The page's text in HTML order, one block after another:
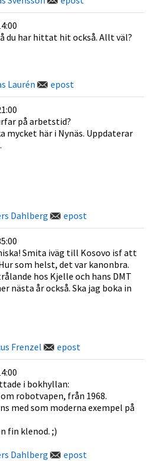
du har hittat hit också. Allt väl?
Laurén epost
på arbetstid?
mycket här i Nynäs. Uppdaterar
Dahlberg epost
Smita iväg till Kosovo isf att
som helst, det var kanonbra.
hos Kjelle och hans DMT
nästa år också. Ska jag boka in
Frenzel epost
i bokhyllan:
robotvapen, från 1968.
med som moderna exempel på
fin klenod. ;)
Dahlberg epost